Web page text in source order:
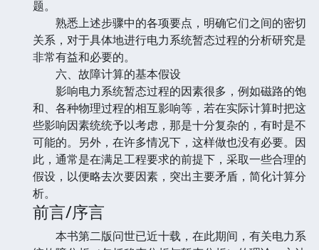
题。
熟悉上述步骤中的各项要点，明确它们之间的密切
关系，对于具体地进行电力系统暂态过程的分析研究是
非常有益和必要的。
六、故障计算的基本假设
影响电力系统暂态过程的因素很多，例如磁路的饱
和、各种物理过程的相互影响等，若在实际计算时把这
些影响因素统统予以考虑，那是十分复杂的，有时是不
可能的。另外，在许多情况下，这样做也没有必要。因
此，通常是在满足工程要求的前提下，采取一些合理的
假设，以便略去次要因素，突出主要矛盾，简化计算分
析。
前言/序言
本书第二版问世已近十载，在此期间，有关电力系